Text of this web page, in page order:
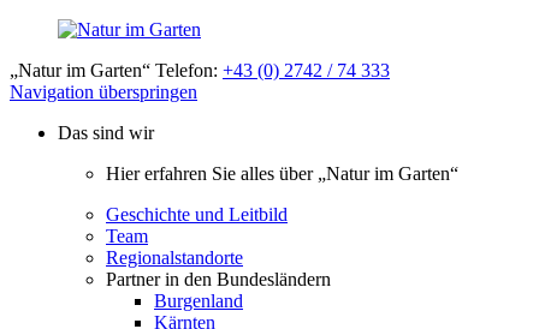
„Natur im Garten“ Telefon: +43 (0) 2742 / 74 333
Navigation überspringen
Das sind wir
Hier erfahren Sie alles über „Natur im Garten“
Geschichte und Leitbild
Team
Regionalstandorte
Partner in den Bundesländern
Burgenland
Kärnten